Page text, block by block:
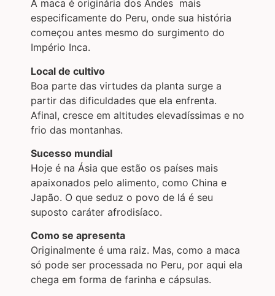
A maca é originária dos Andes ­ mais
especificamente do Peru, onde sua história
começou antes mesmo do surgimento do
Império Inca.
Local de cultivo
Boa parte das virtudes da planta surge a
partir das dificuldades que ela enfrenta.
Afinal, cresce em altitudes elevadíssimas e no
frio das montanhas.
Sucesso mundial
Hoje é na Ásia que estão os países mais
apaixonados pelo alimento, como China e
Japão. O que seduz o povo de lá é seu
suposto caráter afrodisíaco.
Como se apresenta
Originalmente é uma raiz. Mas, como a maca
só pode ser processada no Peru, por aqui ela
chega em forma de farinha e cápsulas.